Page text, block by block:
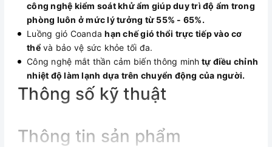
công nghệ kiểm soát khử ẩm giúp duy trì độ ẩm trong
phòng luôn ở mức lý tưởng từ 55% - 65%.
Luồng gió Coandahạn chế gió thổi trực tiếp vào cơ
thể và bảo vệ sức khỏe tối đa.
Công nghệ mắt thần cảm biến thông minh tự điều chỉnh
nhiệt độ làm lạnh dựa trên chuyển động của người.
Thông số kỹ thuật
Thông tin sản phẩm